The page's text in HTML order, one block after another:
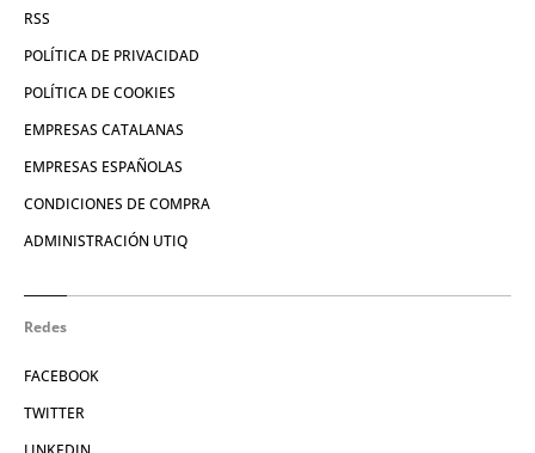
RSS
POLÍTICA DE PRIVACIDAD
POLÍTICA DE COOKIES
EMPRESAS CATALANAS
EMPRESAS ESPAÑOLAS
CONDICIONES DE COMPRA
ADMINISTRACIÓN UTIQ
Redes
FACEBOOK
TWITTER